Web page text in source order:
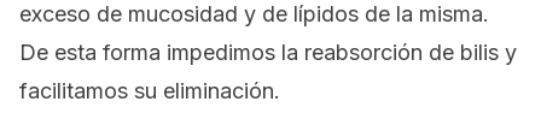
exceso de mucosidad y de lípidos de la misma.
De esta forma impedimos la reabsorción de bilis y
facilitamos su eliminación.